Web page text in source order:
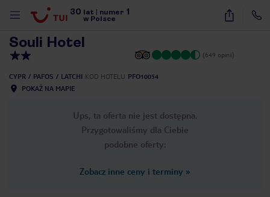
30 lat numer 1
w Polsce
10
Souli Hotel
(649 opinii)
CYPR PAFOS LATCHI KOD HOTELU PFO10054
POKAŻ NA MAPIE
Ups, ta oferta nie jest dostępna.
Przygotowaliśmy dla Ciebie
podobne oferty:
Zobacz inne ceny i terminy »